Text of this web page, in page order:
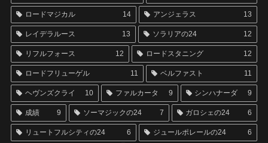
ロードマジカル 14 アンジェラス 13
レイデラルース 13 ソラリアの24 12
リフルフォース 12 ロードスタニング 12
ロードフリューゲル 11 ベルファスト 11
ヘヴンズクライ 10 ファルカータ 9 シンハナーダ 9
成績 9 ソーマジックの24 7 ガロシェの24 6
リュートフルシティの24 6 ジュールポレールの24 6